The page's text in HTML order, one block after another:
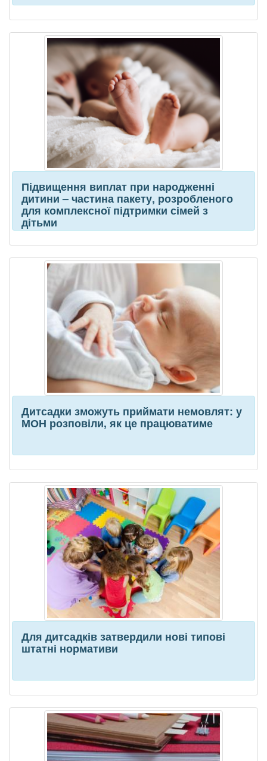
Підвищення виплат при народженні
дитини – частина пакету, розробленого
для комплексної підтримки сімей з
дітьми
Дитсадки зможуть приймати немовлят: у
МОН розповіли, як це працюватиме
Для дитсадків затвердили нові типові
штатні нормативи